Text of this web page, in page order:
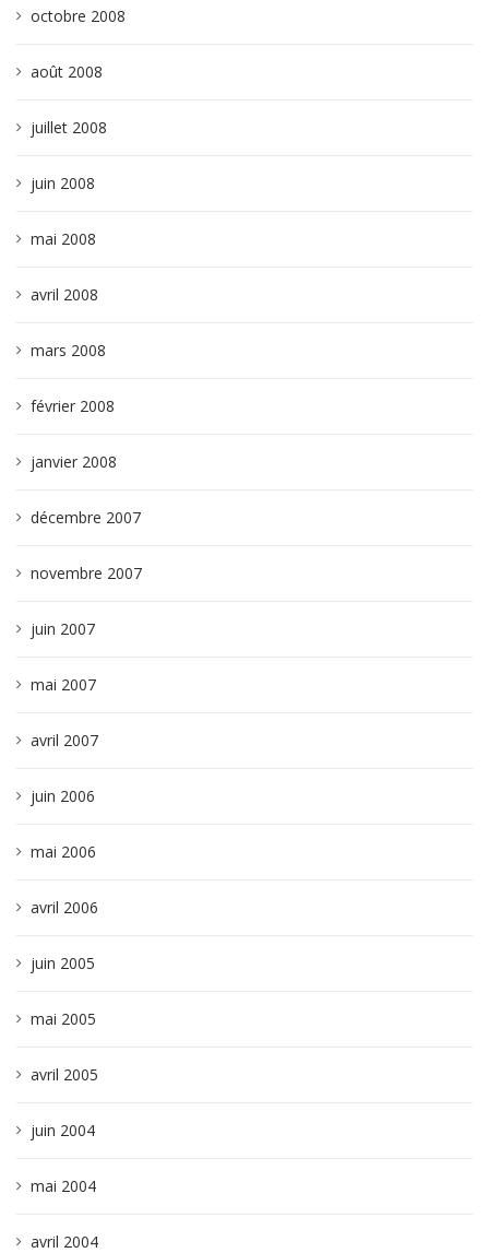
octobre 2008
août 2008
juillet 2008
juin 2008
mai 2008
avril 2008
mars 2008
février 2008
janvier 2008
décembre 2007
novembre 2007
juin 2007
mai 2007
avril 2007
juin 2006
mai 2006
avril 2006
juin 2005
mai 2005
avril 2005
juin 2004
mai 2004
avril 2004